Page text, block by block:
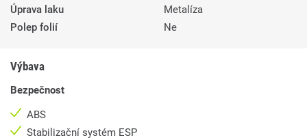
Úprava laku
Metalíza
Polep folií
Ne
Výbava
Bezpečnost
ABS
Stabilizační systém ESP